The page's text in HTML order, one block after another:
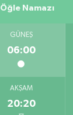
Öğle Namazı
GÜNEŞ
06:00
AKŞAM
20:20